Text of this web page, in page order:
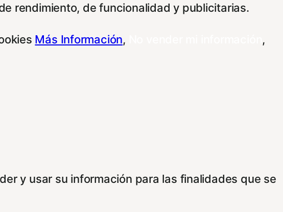
rendimiento, de funcionalidad y publicitarias.
Más Información,
,
y usar su información para las finalidades que se